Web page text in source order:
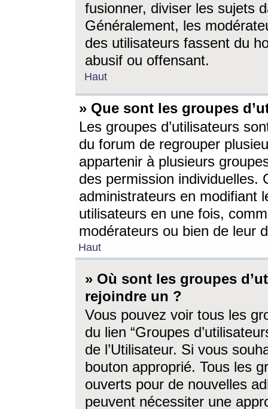
fusionner, diviser les sujets
Généralement, les
des utilisateurs fassent du
abusif ou offensant.
Haut
» Que sont les groupes
Les groupes d’utilisateurs
du forum de regrouper
appartenir à plusieurs
des permission individuelles.
administrateurs en modifiant
utilisateurs en une fois,
modérateurs ou bien de leur
Haut
» Où sont les groupes
rejoindre un ?
Vous pouvez voir tous les
du lien “Groupes
de l’Utilisateur. Si vous
bouton approprié. Tous les
ouverts pour de nouvelles
peuvent nécessiter une